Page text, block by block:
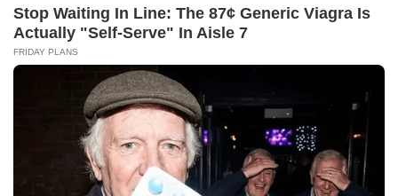
BRAINBERRIES
The Truth Will Finally Set Gina Carano Free